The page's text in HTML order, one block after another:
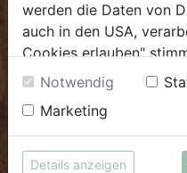
BIOKISTE
Fr: 8.00 - 15.00 Uhr
.dieBiokiste@biohof.at
werden die Daten von
auch in den USA,
Cookies erlauben"
Cookies zu. Unter
Infos zu den
auch entscheiden,
möchtest.
Weitere Informationen
Notwendig
Marketing
Details anzeigen